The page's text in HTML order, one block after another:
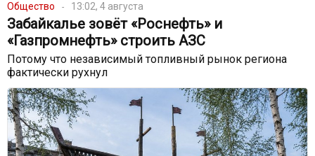
Общество 13:02, 4 августа
Забайкалье зовёт «Роснефть» и
«Газпромнефть» строить АЗС
Потому что независимый топливный рынок региона
фактически рухнул